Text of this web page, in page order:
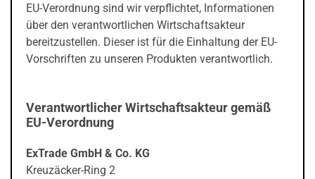
EU-Verordnung sind wir verpflichtet, Informationen
über den verantwortlichen Wirtschaftsakteur
bereitzustellen. Dieser ist für die Einhaltung der EU-
Vorschriften zu unseren Produkten verantwortlich.
Verantwortlicher Wirtschaftsakteur gemäß
EU-Verordnung
ExTrade GmbH & Co. KG
Kreuzäcker-Ring 2